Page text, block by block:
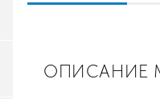
ОПИСАНИЕ